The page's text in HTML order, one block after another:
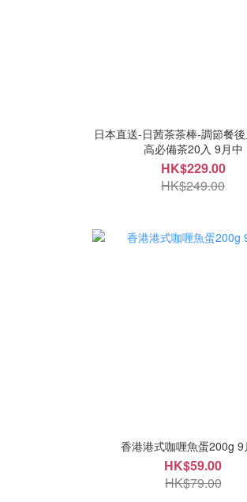
日本直送-日茜茶茶棒-調節餐
高必備茶20入 9月中
HK$229.00
HK$249.00
香港港式咖喱魚蛋200g 9
HK$59.00
HK$79.00